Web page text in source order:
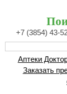
+7 (3854) 43-
Аптеки
Заказать